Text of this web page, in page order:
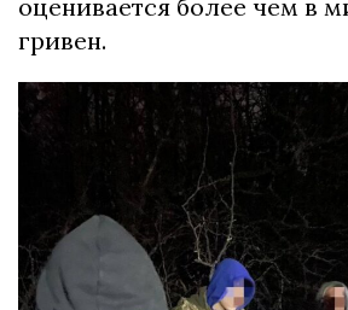
оценивается более чем в
гривен.